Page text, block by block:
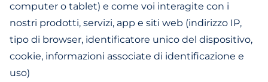
computer o tablet) e come voi interagite con i
nostri prodotti, servizi, app e siti web (indirizzo IP,
tipo di browser, identificatore unico del dispositivo,
cookie, informazioni associate di identificazione e
uso)